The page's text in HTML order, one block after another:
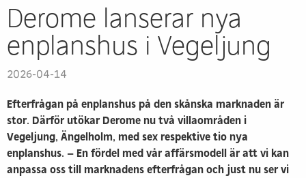
Derome lanserar nya
enplanshus i Vegeljung
2026-04-14
Efterfrågan på enplanshus på den skånska marknaden är
stor. Därför utökar Derome nu två villaområden i
Vegeljung, Ängelholm, med sex respektive tio nya
enplanshus. – En fördel med vår affärsmodell är att vi kan
anpassa oss till marknadens efterfrågan och just nu ser vi